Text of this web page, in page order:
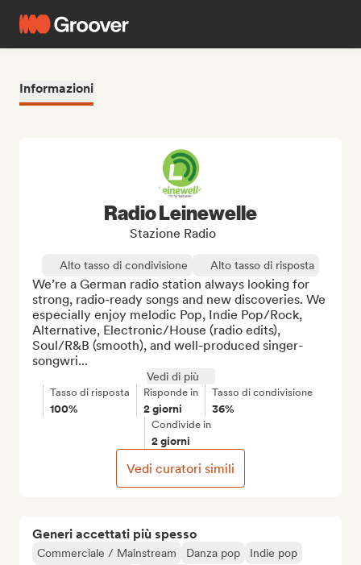
Informazioni
Generi accettati più spesso
Commerciale / Mainstream Danza pop
Indie pop
Radio Leinewelle
Stazione Radio
Alto tasso di condivisione Alto tasso di risposta
We’re a German radio station always looking for
strong, radio-ready songs and new discoveries. We
especially enjoy melodic Pop, Indie Pop/Rock,
Alternative, Electronic/House (radio edits),
Soul/R&B (smooth), and well-produced singer-
songwri...
Vedi di più
Tasso di risposta
100%
Risponde in
2 giorni
Tasso di condivisione
36%
Condivide in
2 giorni
Vedi curatori simili